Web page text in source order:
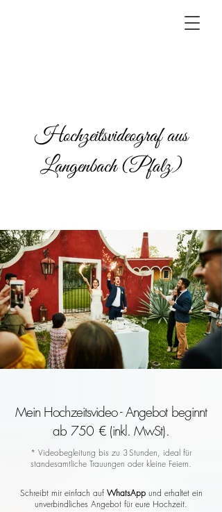
Hochzeitsvideograf aus
Langenbach (Pfalz)
Mein Hochzeitsvideo - Angebot beginnt
ab 750 € (inkl. MwSt).
* Videobegleitung bis zu 3 Stunden, ideal für
standesamtliche Trauungen oder kleine Feiern.
Schreibt mir einfach auf WhatsAppund erhaltet ein
unverbindliches Angebot für eure Hochzeit.